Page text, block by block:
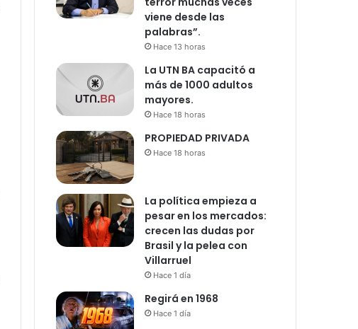
viene desde las
palabras”.
Hace 13 horas
La UTN BA capacitó a
más de 1000 adultos
mayores.
Hace 18 horas
PROPIEDAD PRIVADA
Hace 18 horas
La política empieza a
pesar en los mercados:
crecen las dudas por
Brasil y la pelea con
Villarruel
Hace 1 día
Regirá en 1968
Hace 1 día